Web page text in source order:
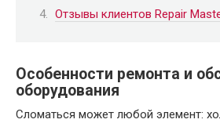
Отзывы клиентов Repair
Особенности ремонта и
оборудования
Сломаться может любой элемент: